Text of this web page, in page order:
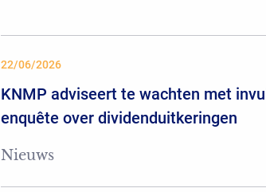
22/06/2026
KNMP adviseert te wachten met
enquête over dividenduitkeringen
Nieuws